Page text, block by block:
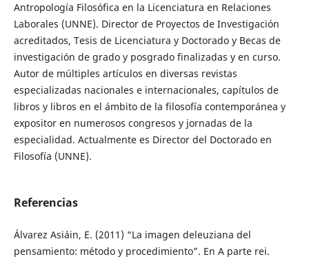
Antropología Filosófica en la Licenciatura en Relaciones
Laborales (UNNE). Director de Proyectos de Investigación
acreditados, Tesis de Licenciatura y Doctorado y Becas de
investigación de grado y posgrado finalizadas y en curso.
Autor de múltiples artículos en diversas revistas
especializadas nacionales e internacionales, capítulos de
libros y libros en el ámbito de la filosofía contemporánea y
expositor en numerosos congresos y jornadas de la
especialidad. Actualmente es Director del Doctorado en
Filosofía (UNNE).
Referencias
Álvarez Asiáin, E. (2011) “La imagen deleuziana del
pensamiento: método y procedimiento”. En A parte rei.